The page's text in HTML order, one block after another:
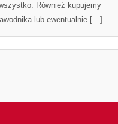
Również kupujemy
lub ewentualnie […]